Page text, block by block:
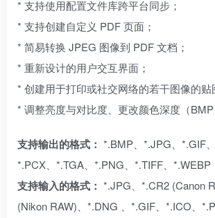
* 支持使用配置文件库跨平台同步；
* 支持创建自定义 PDF 页面；
* 简易转换 JPEG 图像到 PDF 文档；
* 重新设计的用户交互界面；
* 创建用于打印或社交网络的若干图像的贴
* 调整亮度与对比度、更改颜色深度（BMP
支持输出的格式： *.BMP、*.JPG、*.GIF
*.PCX、*.TGA、*.PNG、*.TIFF、*.WEBP
支持输入的格式： *.JPG、*.CR2 (Canon
(Nikon RAW)、*.DNG 、*.GIF、*.ICO、